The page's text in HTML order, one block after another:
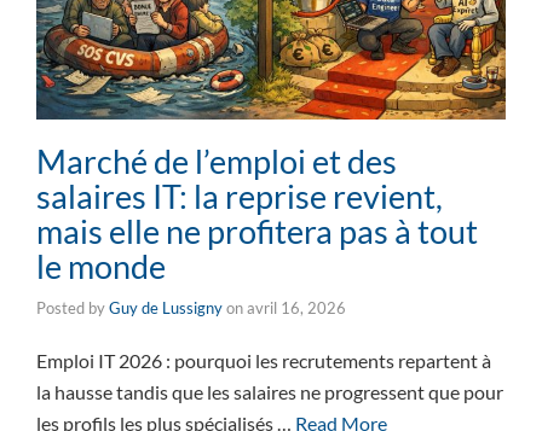
Marché de l’emploi et des
salaires IT: la reprise revient,
mais elle ne profitera pas à tout
le monde
Posted byGuy de Lussignyonavril 16, 2026
Emploi IT 2026 : pourquoi les recrutements repartent à
la hausse tandis que les salaires ne progressent que pour
les profils les plus spécialisés … Read More